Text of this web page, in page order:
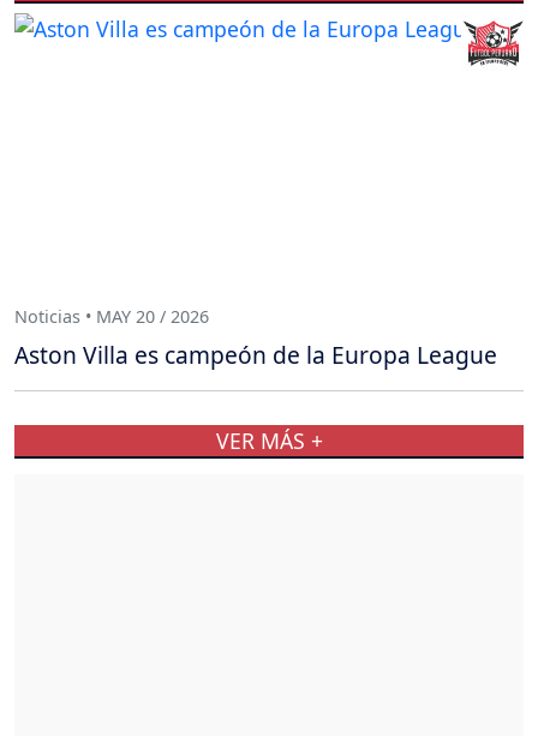
Noticias • MAY 20 / 2026
Aston Villa es campeón de la Europa League
VER MÁS +